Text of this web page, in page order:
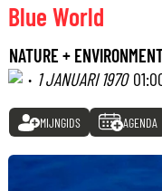
Blue World
NATURE +
· 1 JANUARI 1970
MIJNGIDS AGENDA